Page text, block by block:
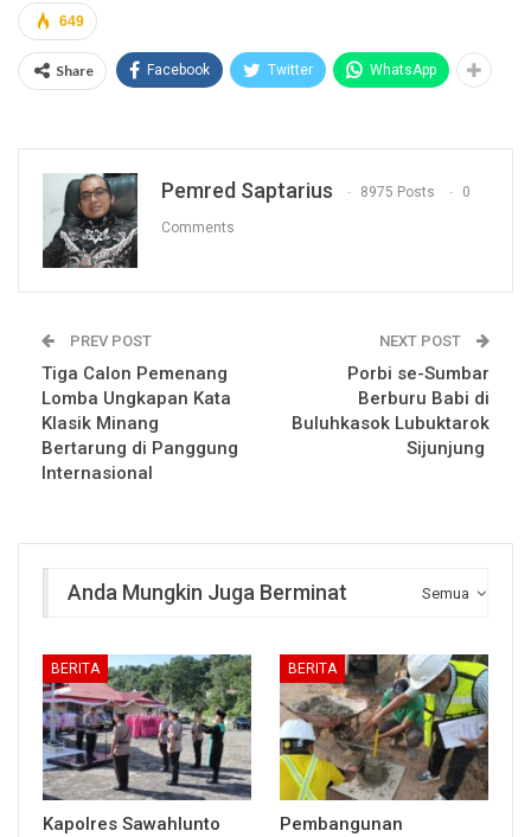
649
Share Facebook Twitter WhatsApp
Pemred Saptarius 8975 Posts 0
Comments
PREV POST
Tiga Calon Pemenang
Lomba Ungkapan Kata
Klasik Minang
Bertarung di Panggung
Internasional
NEXT POST
Porbi se-Sumbar
Berburu Babi di
Buluhkasok Lubuktarok
Sijunjung
Semua
Anda Mungkin Juga Berminat
BERITA
Kapolres Sawahlunto
BERITA
Pembangunan